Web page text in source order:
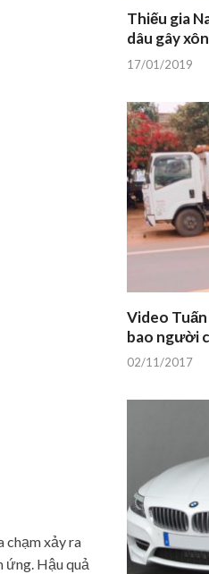
chạm xảy ra
ứng. Hậu quả
Thiếu gia
dâu gây
17/01/2019
Video
bao người
02/11/2017